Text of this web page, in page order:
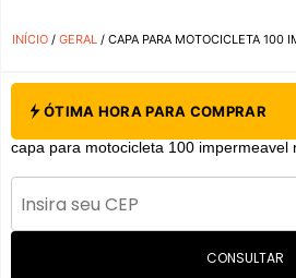
INÍCIO / GERAL / CAPA PARA MOTOCICLETA 100
ÓTIMA HORA PARA COMPRAR
capa para motocicleta 100 impermeavel
CONSULTAR